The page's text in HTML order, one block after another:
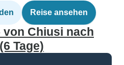
Reise ansehen
von Chiusi nach
Tage)